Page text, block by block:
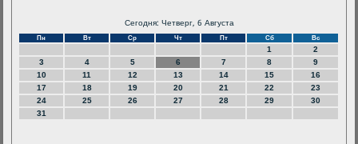
Сегодня: Четверг, 6 Августа
Пн Вт Ср Чт Пт Сб Вс
1
2
3
4 5 6 7 8
9
10
11 12 13 14 15
16
17
18 19 20 21 22
23
24
25 26 27 28 29
30
31